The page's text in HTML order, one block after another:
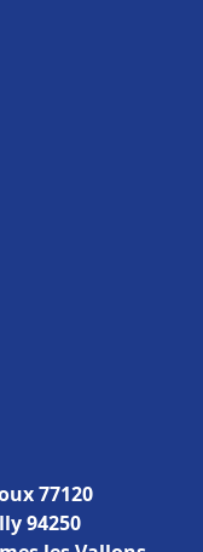
77120
94250